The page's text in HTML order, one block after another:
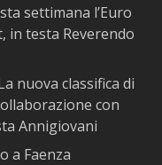
settimana l’Euro
in testa Reverendo
nuova classifica di
con
Annigiovani
a Faenza